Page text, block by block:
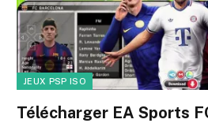
JEUX PSP ISO
Télécharger EA Sports